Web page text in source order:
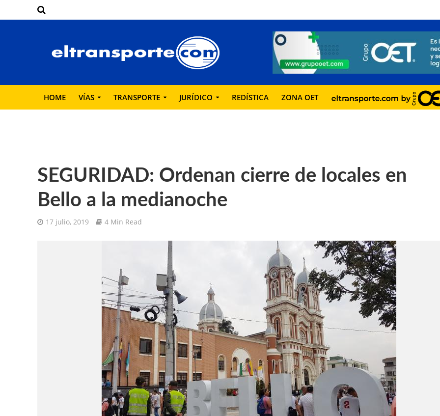
HOME VÍAS TRANSPORTE JURÍDICO REDÍSTICA ZONA OET
SEGURIDAD: Ordenan cierre de locales en
Bello a la medianoche
17 julio, 2019 4 Min Read